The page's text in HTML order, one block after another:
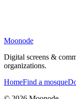
Moonode
Digital screens &
organizations.
HomeFind a mosque